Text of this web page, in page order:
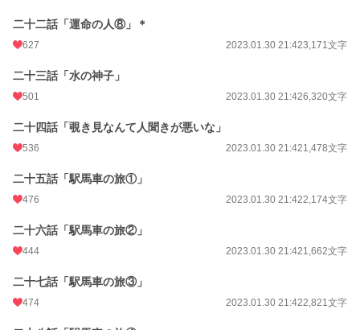
二十二話「運命の人⑧」＊
627 2023.01.30 21:423,171文字
二十三話「水の神子」
501 2023.01.30 21:426,320文字
二十四話「覗き見なんて人聞きが悪いな」
536 2023.01.30 21:421,478文字
二十五話「駅馬車の旅①」
476 2023.01.30 21:422,174文字
二十六話「駅馬車の旅②」
444 2023.01.30 21:421,662文字
二十七話「駅馬車の旅③」
474 2023.01.30 21:422,821文字